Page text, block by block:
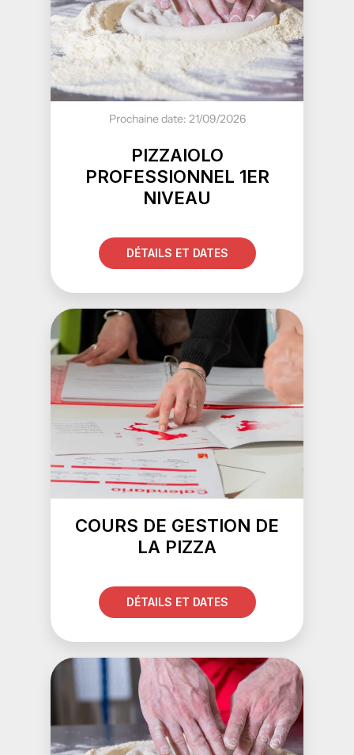
Prochaine date: 21/09/2026
PIZZAIOLO
PROFESSIONNEL 1ER
NIVEAU
DÉTAILS ET DATES
COURS DE GESTION DE
LA PIZZA
DÉTAILS ET DATES